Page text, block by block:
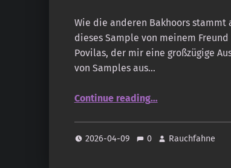
Wie die anderen Bakhoors stammt
dieses Sample von meinem Freund
Povilas, der mir eine großzügige
von Samples aus…
Continue reading“Al Haramain – Bukhoor Cambodi”
…
2026-04-09 0 Rauchfahne